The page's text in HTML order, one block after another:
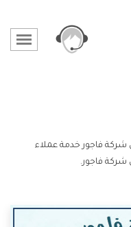
فاجور خدمة عملاء
فاجور.